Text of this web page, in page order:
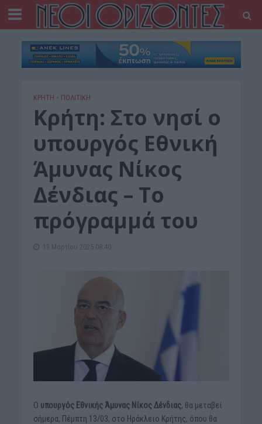
ΚΡΗΤΗ • ΠΟΛΙΤΙΚΗ
Κρήτη: Στο νησί ο
υπουργός Εθνική
Άμυνας Νίκος
Δένδιας – Το
πρόγραμμά του
13 Μαρτίου 2025 08:40
Ο υπουργός Εθνικής Άμυνας Νίκος Δένδιας, θα μεταβεί
σήμερα, Πέμπτη 13/03, στο Ηράκλειο Κρήτης, όπου θα